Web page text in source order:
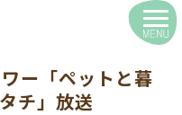
ー「ペットと暮
チ」放送